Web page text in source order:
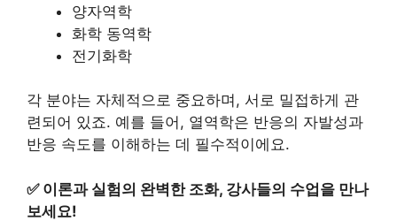
양자역학
화학 동역학
전기화학
각 분야는 자체적으로 중요하며, 서로 밀접하게 관
련되어 있죠. 예를 들어, 열역학은 반응의 자발성과
반응 속도를 이해하는 데 필수적이에요.
✅ 이론과 실험의 완벽한 조화, 강사들의 수업을 만나
보세요!